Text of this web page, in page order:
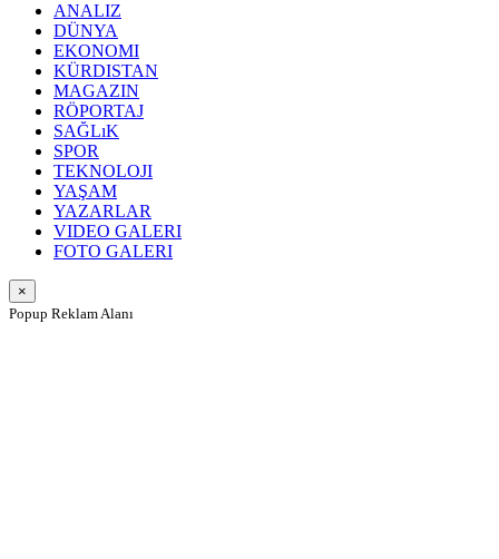
ANALIZ
DÜNYA
EKONOMI
KÜRDISTAN
MAGAZIN
RÖPORTAJ
SAĞLıK
SPOR
TEKNOLOJI
YAŞAM
YAZARLAR
VIDEO GALERI
FOTO GALERI
×
Popup Reklam Alanı